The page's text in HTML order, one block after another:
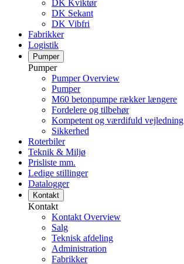
DK Kviktør
DK Sekant
DK Vibfri
Fabrikker
Logistik
Pumper
Pumper
Pumper Overview
Pumper
M60 betonpumpe rækker længere
Fordelere og tilbehør
Kompetent og værdifuld vejledning
Sikkerhed
Roterbiler
Teknik & Miljø
Prisliste mm.
Ledige stillinger
Datalogger
Kontakt
Kontakt
Kontakt Overview
Salg
Teknisk afdeling
Administration
Fabrikker